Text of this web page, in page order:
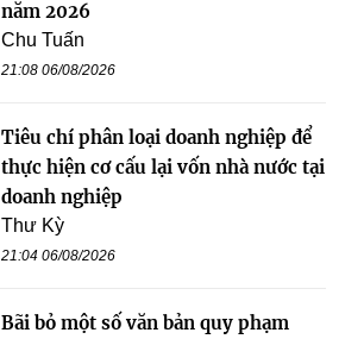
năm 2026
Chu Tuấn
21:08 06/08/2026
Tiêu chí phân loại doanh nghiệp để
thực hiện cơ cấu lại vốn nhà nước tại
doanh nghiệp
Thư Kỳ
21:04 06/08/2026
Bãi bỏ một số văn bản quy phạm